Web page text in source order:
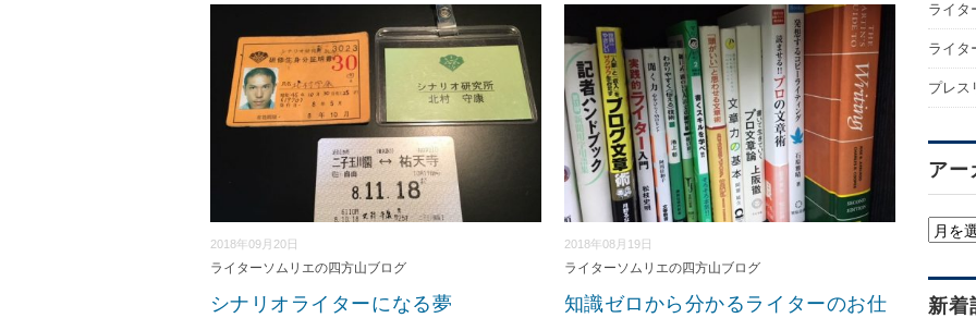
2018年09月20日
ライターソムリエの四方山ブログ
シナリオライターになる夢
2018年08月19日
ライターソムリエの四方山ブログ
知識ゼロから分かるライターのお仕
ライタ
ライタ
プレス
アー
ア
カ
イ
新着